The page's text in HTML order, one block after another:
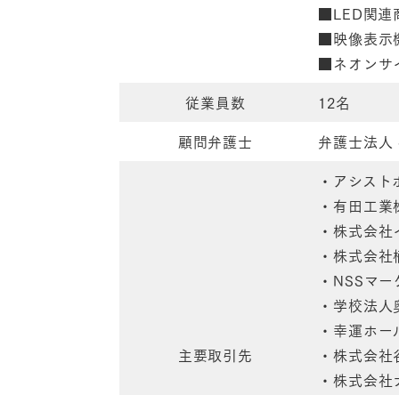
■LED関連
■映像表示
■ネオンサ
従業員数
12名
顧問弁護士
弁護士法
主要取引先
・アシス
・有田工
・株式会
・株式会
・NSSマ
・学校法
・幸運ホ
・株式会
・株式会